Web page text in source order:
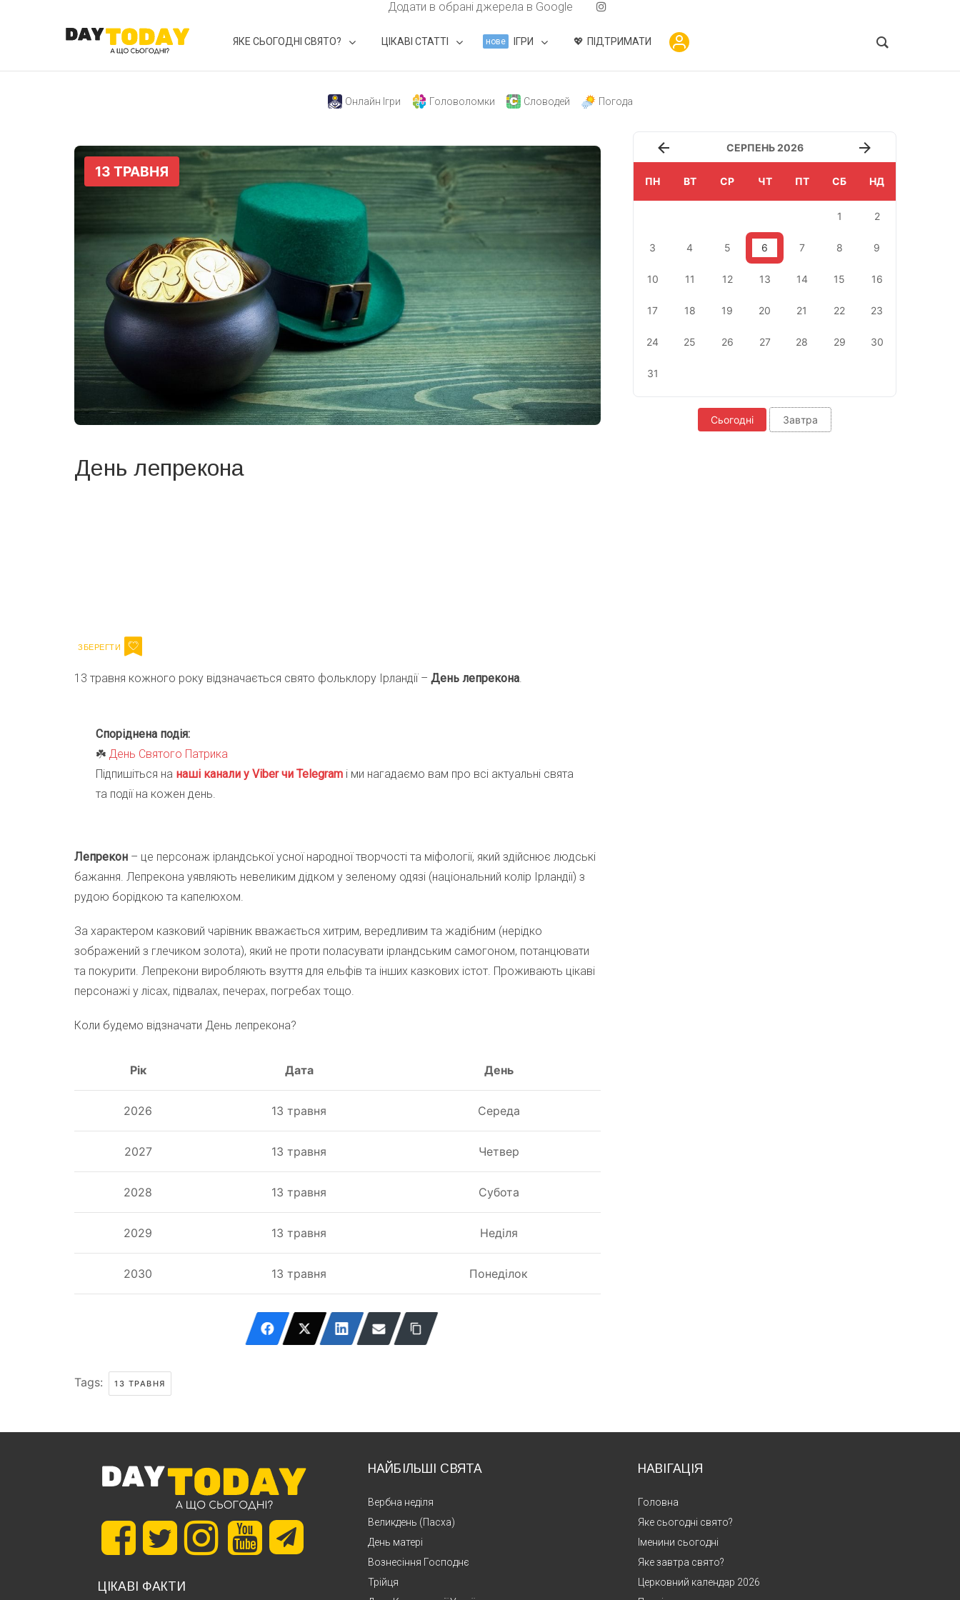
Додати в обрані джерела в Google
ЯКЕ СЬОГОДНІ СВЯТО? ЦІКАВІ СТАТТІ нове ІГРИ ПІДТРИМАТИ
Онлайн Ігри Головоломки Словодей Погода
День лепрекона
13 травня кожного року відзначається свято фольклору Ірландії – День лепрекона.
Споріднена подія:
☘️ День Святого Патрика
Підпишіться на наші канали у Viber чи Telegram і ми нагадаємо вам про всі актуальні свята
та події на кожен день.
Лепрекон – це персонаж ірландської усної народної творчості та міфології, який здійснює людські
бажання. Лепрекона уявляють невеликим дідком у зеленому одязі (національний колір Ірландії) з
рудою борідкою та капелюхом.
За характером казковий чарівник вважається хитрим, вередливим та жадібним (нерідко
зображений з глечиком золота), який не проти поласувати ірландським самогоном, потанцювати
та покурити. Лепрекони виробляють взуття для ельфів та інших казкових істот. Проживають цікаві
персонажі у лісах, підвалах, печерах, погребах тощо.
Коли будемо відзначати День лепрекона?
Рік Дата День
2026 13 травня Середа
2027 13 травня Четвер
2028 13 травня Субота
2029 13 травня Неділя
2030 13 травня Понеділок
Tags: 13 ТРАВНЯ
СЕРПЕНЬ 2026
ПН ВТ СР ЧТ ПТ СБ НД
1 2
3 4 5 6 7 8 9
10 11 12 13 14 15 16
17 18 19 20 21 22 23
24 25 26 27 28 29 30
31
Сьогодні Завтра
ЦІКАВІ ФАКТИ
НАЙБІЛЬШІ СВЯТА
Вербна неділя
Великдень (Пасха)
День матері
Вознесіння Господнє
Трійця
НАВІГАЦІЯ
Головна
Яке сьогодні свято?
Іменини сьогодні
Яке завтра свято?
Церковний календар 2026